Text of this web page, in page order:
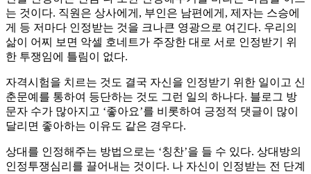
는 것이다. 직원은 상사에게, 부인은 남편에게, 제자는 스승에
게 등 저마다 인정받는 것을 크나큰 영광으로 여긴다. 우리의
삶이 어찌 보면 악셀 호네트가 주장한 대로 서로 인정받기 위
한 투쟁임에 틀림이 없다.
자격시험을 치르는 것도 결국 자신을 인정받기 위한 일이고 신
춘문예를 통하여 등단하는 것도 그런 일의 하나다. 블로그 방
문자 수가 많아지고 ‘좋아요’를 비롯하여 긍정적 댓글이 많이
달리면 좋아하는 이유도 같은 경우다.
상대를 인정해주는 방법으로는 ‘칭찬’을 들 수 있다. 상대방의
인정투쟁심리를 끌어내는 것이다. 나 자신이 인정받는 전 단계